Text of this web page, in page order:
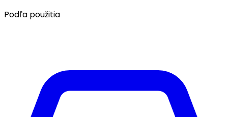
Podľa použitia